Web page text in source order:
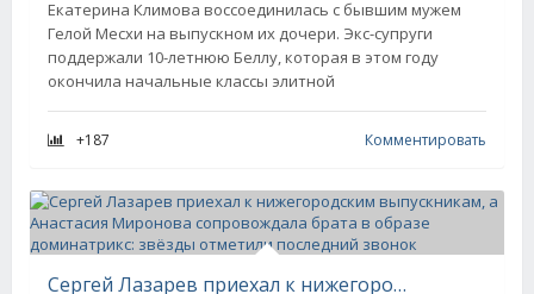
Екатерина Климова воссоединилась с бывшим мужем
Гелой Месхи на выпускном их дочери. Экс-супруги
поддержали 10-летнюю Беллу, которая в этом году
окончила начальные классы элитной
+187 Комментировать
Сергей Лазарев приехал к нижегородским выпускникам, а Анастасия Миронова сопровождала брата в образе доминатрикс: звёзды отметили последний звонок